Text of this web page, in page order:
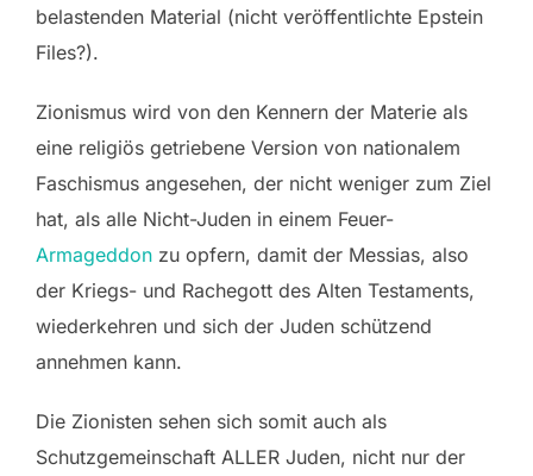
belastenden Material (nicht veröffentlichte Epstein
Files?).
Zionismus wird von den Kennern der Materie als
eine religiös getriebene Version von nationalem
Faschismus angesehen, der nicht weniger zum Ziel
hat, als alle Nicht-Juden in einem Feuer-
Armageddon zu opfern, damit der Messias, also
der Kriegs- und Rachegott des Alten Testaments,
wiederkehren und sich der Juden schützend
annehmen kann.
Die Zionisten sehen sich somit auch als
Schutzgemeinschaft ALLER Juden, nicht nur der